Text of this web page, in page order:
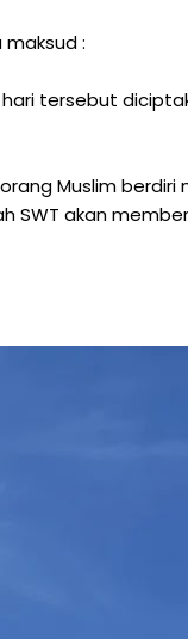
maksud :
tersebut
Muslim berdiri
SWT akan